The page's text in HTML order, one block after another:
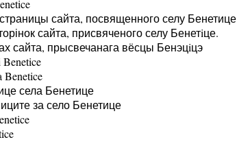
сайта, посвященного селу Бенетице
сайта, присвяченого селу Бенетiце.
сайта, прысвечанага вёсцы Бенэцiцэ
Benetice
Benetice
села Бенетице
за село Бенетице